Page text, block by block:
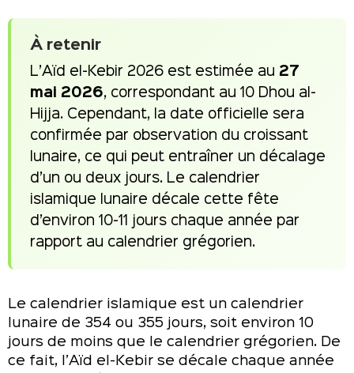
À retenir
L’Aïd el-Kebir 2026 est estimée au 27
mai 2026, correspondant au 10 Dhou al-
Hijja. Cependant, la date officielle sera
confirmée par observation du croissant
lunaire, ce qui peut entraîner un décalage
d’un ou deux jours. Le calendrier
islamique lunaire décale cette fête
d’environ 10-11 jours chaque année par
rapport au calendrier grégorien.
Le calendrier islamique est un calendrier
lunaire de 354 ou 355 jours, soit environ 10
jours de moins que le calendrier grégorien. De
ce fait, l’Aïd el-Kebir se décale chaque année